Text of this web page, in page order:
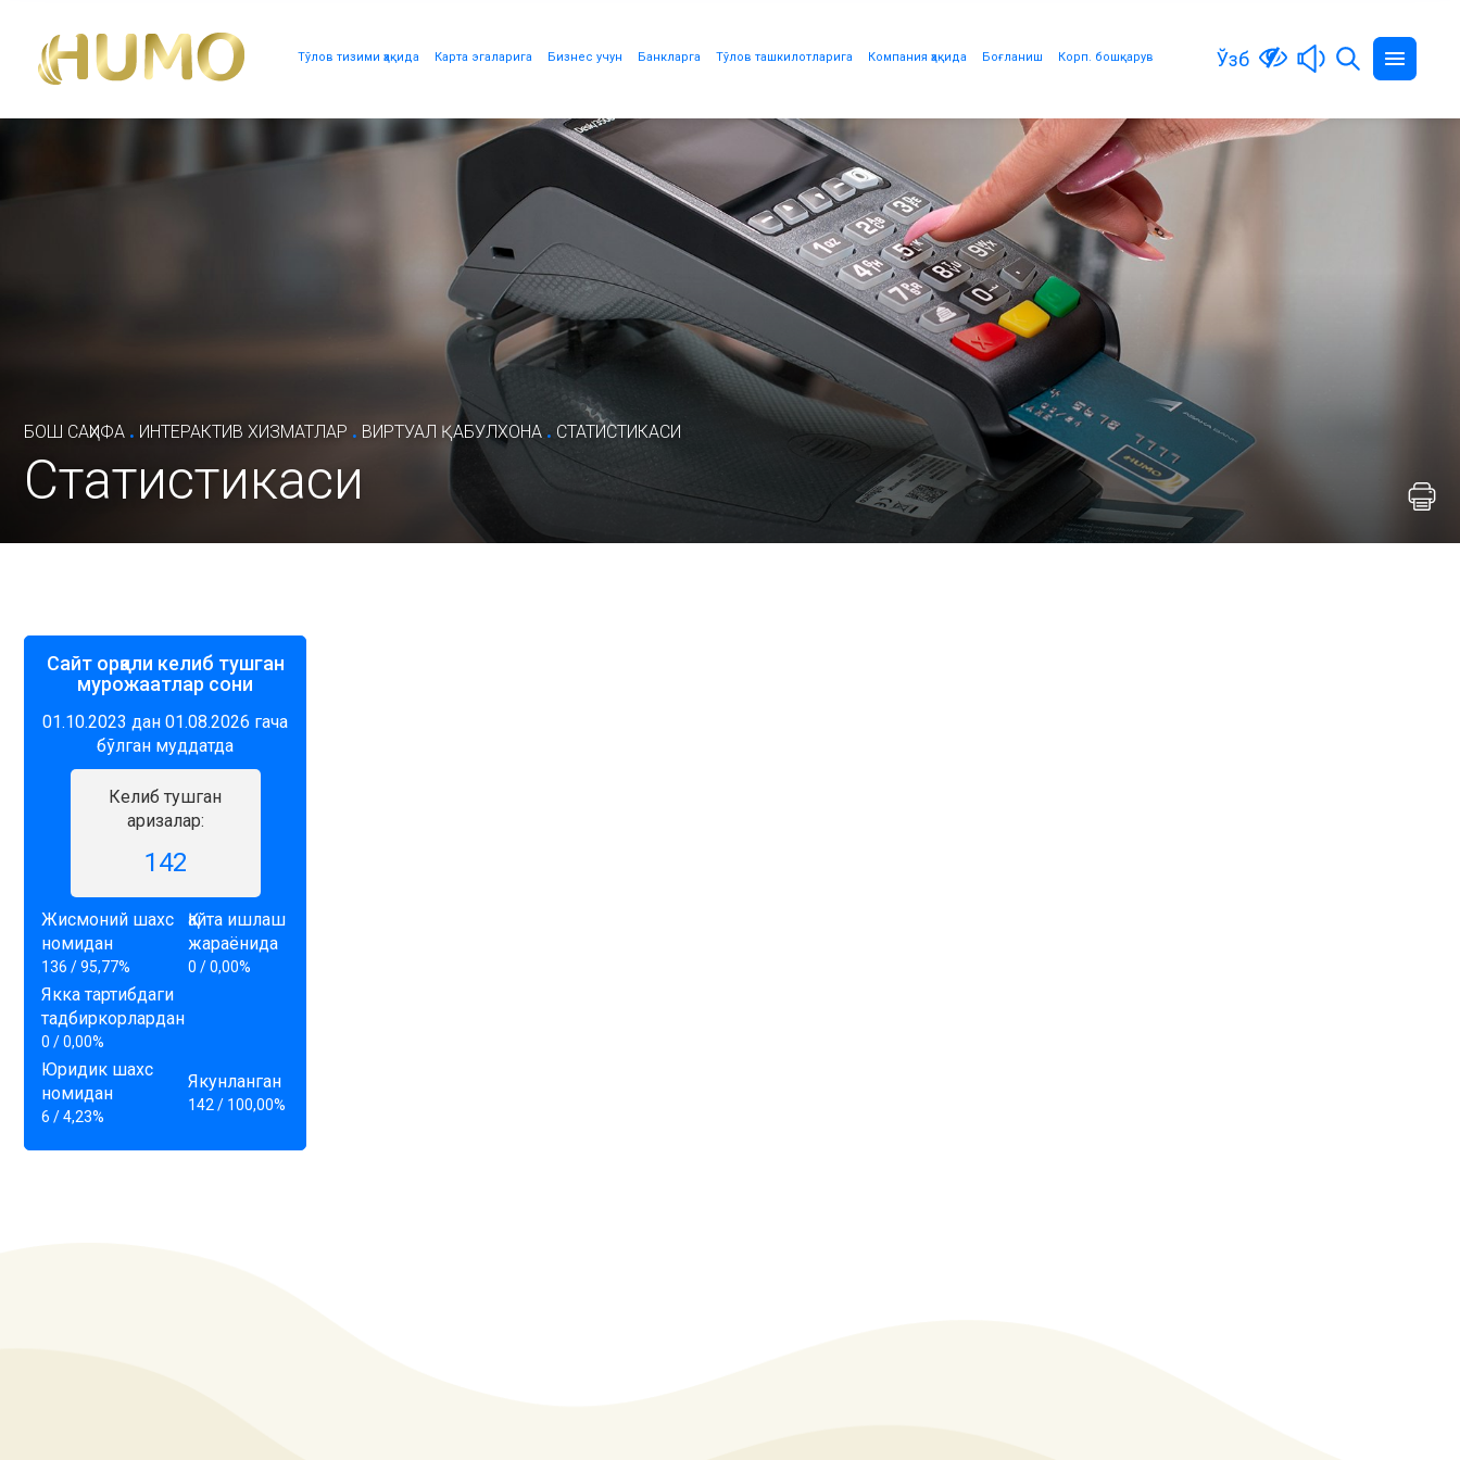
Тўлов тизими ҳақида Карта эгаларига Бизнес учун Банкларга Тўлов ташкилотларига Компания ҳақида Боғланиш Корп. бошқарув Ўзб
БОШ САҲИФА . ИНТЕРАКТИВ ХИЗМАТЛАР . ВИРТУАЛ ҚАБУЛХОНА . СТАТИСТИКАСИ
Статистикаси
Сайт орқали келиб тушган
мурожаатлар сони
01.10.2023 дан 01.08.2026 гача
бўлган муддатда
Келиб тушган
аризалар:
142
Жисмоний шахс
номидан
136 / 95,77%
Қайта ишлаш
жараёнида
0 / 0,00%
Якка тартибдаги
тадбиркорлардан
0 / 0,00%
Юридик шахс
номидан
6 / 4,23%
Якунланган
142 / 100,00%